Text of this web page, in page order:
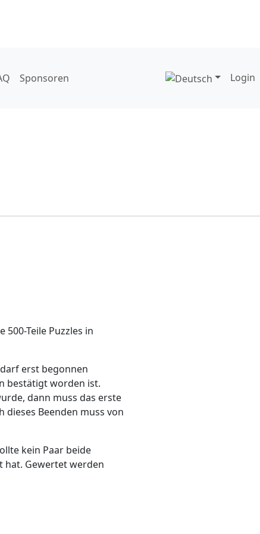
Sponsoren Login
Teile Puzzles in
erst begonnen
bestätigt worden ist.
dann muss das erste
dieses Beenden muss von
kein Paar beide
hat. Gewertet werden